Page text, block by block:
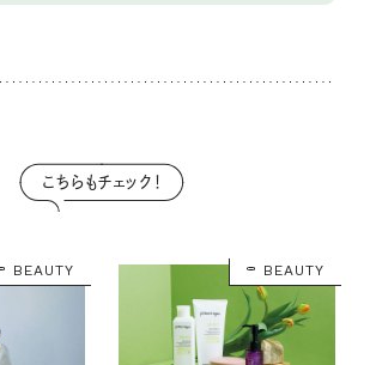
こちらもチェック！
BEAUTY BEAUTY